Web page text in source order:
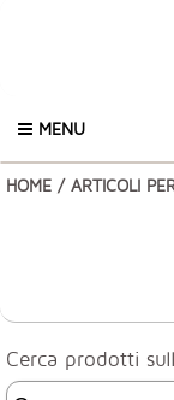
MENU
HOME / ARTICOLI
Cerca prodotti